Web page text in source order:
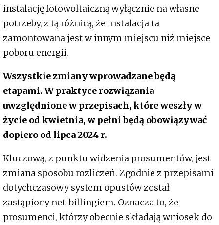
instalację fotowoltaiczną wyłącznie na własne
potrzeby, z tą różnicą, że instalacja ta
zamontowana jest w innym miejscu niż miejsce
poboru energii.
Wszystkie zmiany wprowadzane będą
etapami. W praktyce rozwiązania
uwzględnione w przepisach, które weszły w
życie od kwietnia, w pełni będą obowiązywać
dopiero od lipca 2024 r.
Kluczową, z punktu widzenia prosumentów, jest
zmiana sposobu rozliczeń. Zgodnie z przepisami
dotychczasowy system opustów został
zastąpiony net-billingiem. Oznacza to, że
prosumenci, którzy obecnie składają wniosek do